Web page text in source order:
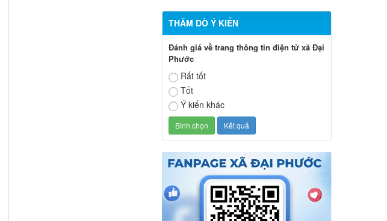
THĂM DÒ Ý KIẾN
Đánh giá về trang thông tin điện tử xã Đại
Phước
Rất tốt
Tốt
Ý kiến khác